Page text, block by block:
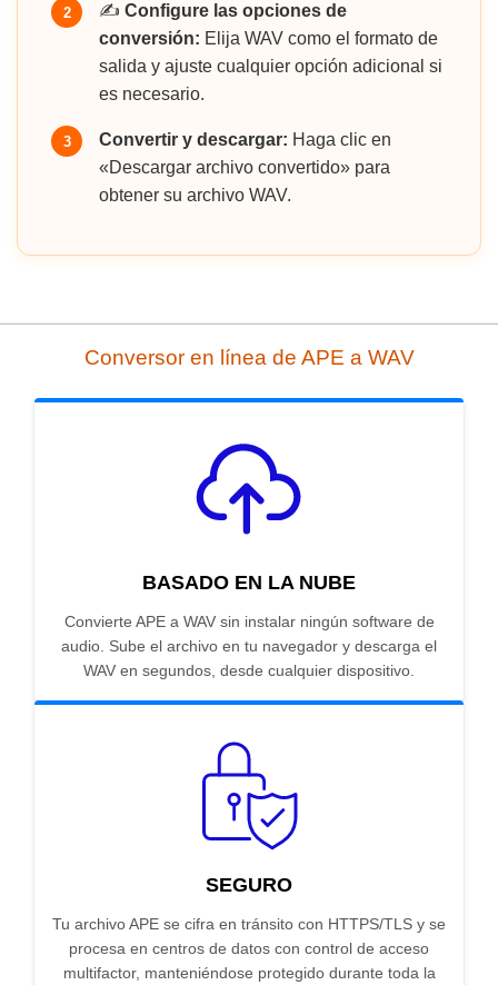
2 ✍️ Configure las opciones de
conversión: Elija WAV como el formato de
salida y ajuste cualquier opción adicional si
es necesario.
3 Convertir y descargar: Haga clic en
«Descargar archivo convertido» para
obtener su archivo WAV.
Conversor en línea de APE a WAV
BASADO EN LA NUBE
Convierte APE a WAV sin instalar ningún software de
audio. Sube el archivo en tu navegador y descarga el
WAV en segundos, desde cualquier dispositivo.
SEGURO
Tu archivo APE se cifra en tránsito con HTTPS/TLS y se
procesa en centros de datos con control de acceso
multifactor, manteniéndose protegido durante toda la